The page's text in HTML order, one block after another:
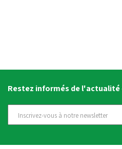
Restez informés de l'actualité